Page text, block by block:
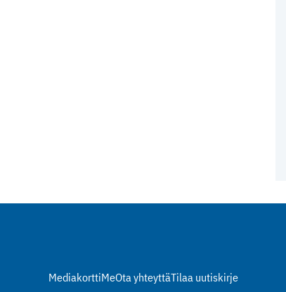
MediakorttiMeOta yhteyttäTilaa uutiskirje